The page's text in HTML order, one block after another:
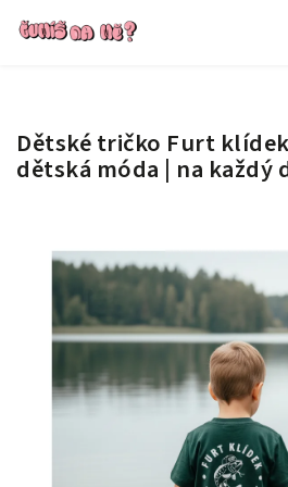
Dětské tričko Furt
dětská móda | na každý